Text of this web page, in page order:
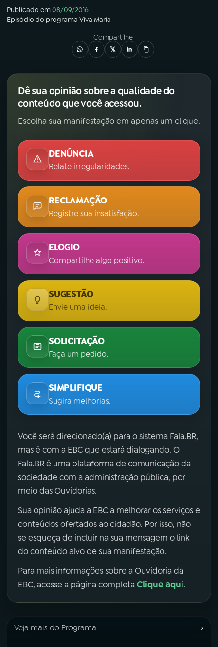
Publicado em08/09/2016
Episódio do programa Viva Maria
Compartilhe
Dê sua opinião sobre a qualidade do
conteúdo que você acessou.
Escolha sua manifestação em apenas um clique.
DENÚNCIA
Relate irregularidades.
RECLAMAÇÃO
Registre sua insatisfação.
ELOGIO
Compartilhe algo positivo.
SUGESTÃO
Envie uma ideia.
SOLICITAÇÃO
Faça um pedido.
SIMPLIFIQUE
Sugira melhorias.
Você será direcionado(a) para o sistema Fala.BR,
mas é com a EBC que estará dialogando. O
Fala.BR é uma plataforma de comunicação da
sociedade com a administração pública, por
meio das Ouvidorias.
Sua opinião ajuda a EBC a melhorar os serviços e
conteúdos ofertados ao cidadão. Por isso, não
se esqueça de incluir na sua mensagem o link
do conteúdo alvo de sua manifestação.
Para mais informações sobre a Ouvidoria da
EBC, acesse a página completa Clique aqui.
Veja mais do Programa ›